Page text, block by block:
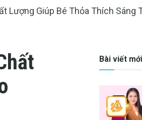
Lượng Giúp Bé Thỏa Thích Sáng
Bài viết